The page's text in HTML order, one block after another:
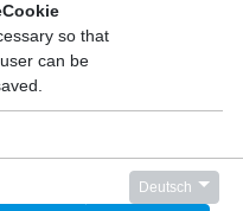
so that
can be
Deutsch